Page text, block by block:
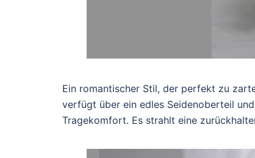
Ein romantischer Stil, der perfekt zu
verfügt über ein edles Seidenoberteil
Tragekomfort. Es strahlt eine